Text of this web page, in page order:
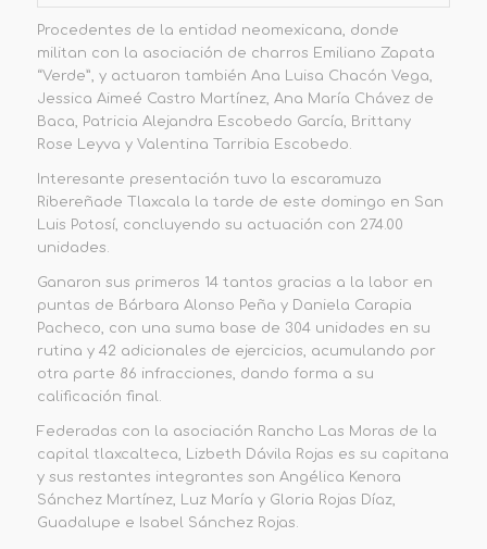
Procedentes de la entidad neomexicana, donde
militan con la asociación de charros Emiliano Zapata
“Verde”, y actuaron también Ana Luisa Chacón Vega,
Jessica Aimeé Castro M artínez, Ana María Chávez de
Baca, Patricia Alejandra Escobedo García, Brittany
Rose Leyva y Valentina Tarribia Escobedo.
Interesante presentación tuvo la escaramuza
Ribereñade Tlaxcala la tarde de este domingo en San
Luis Potosí, concluyendo su actuación con 274.00
unidades.
Ganaron sus primeros 14 tantos gracias a la labor en
puntas de Bárbara Alonso Peña y Daniela Carapia
Pacheco, con una suma base de 304 unidades en su
rutina y 42 adicionales de ejercicios, acumulando por
otra parte 86 infracciones, dando forma a su
calificación final.
Federadas con la asociación Rancho Las Moras de la
capital tlaxcalteca, Lizbeth Dávila Rojas es su capitana
y sus restantes integrantes son Angélica Kenora
Sánchez Martínez, Luz María y Gloria Rojas Díaz,
Guadalupe e Isabel Sánchez Rojas.